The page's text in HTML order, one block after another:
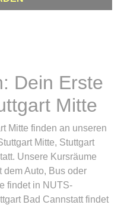
Dein Erste
Mitte
Mitte finden an unseren
Mitte, Stuttgart
Unsere Kursräume
dem Auto, Bus oder
findet in NUTS-
Bad Cannstatt findet